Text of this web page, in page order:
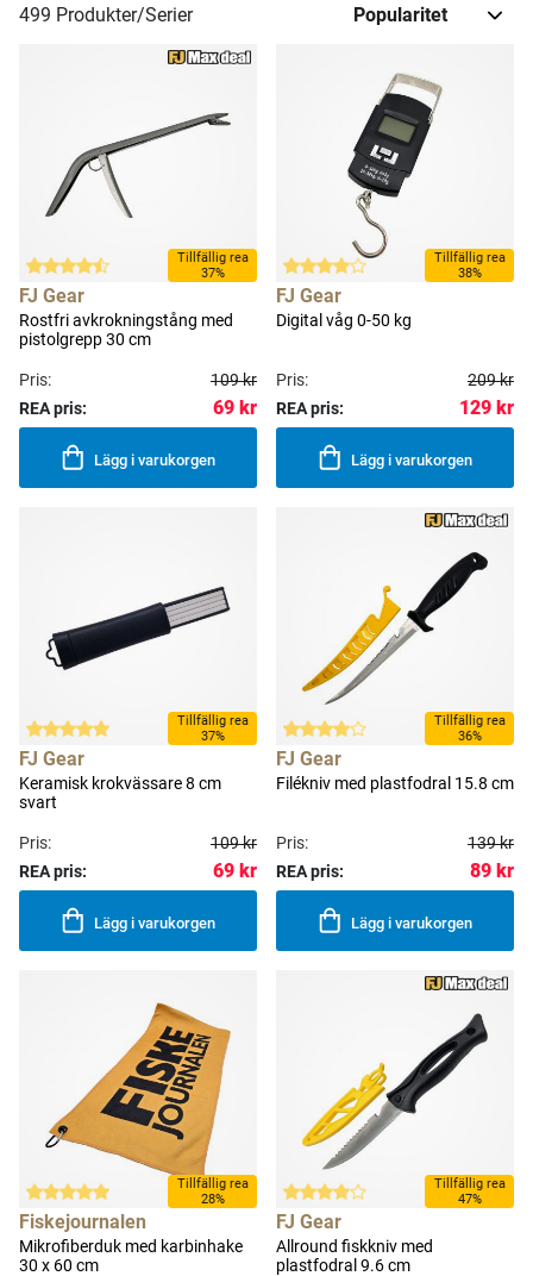
499 Produkter/Serier
Tillfällig rea
37%
FJ Gear
Rostfri avkrokningstång med
pistolgrepp 30 cm
Pris:
109 kr
REA pris:
69 kr
Lägg i varukorgen
Tillfällig rea
38%
FJ Gear
Digital våg 0-50 kg
Pris:
209 kr
REA pris:
129 kr
Lägg i varukorgen
Tillfällig rea
37%
FJ Gear
Keramisk krokvässare 8 cm
svart
Pris:
109 kr
REA pris:
69 kr
Lägg i varukorgen
Tillfällig rea
36%
FJ Gear
Filékniv med plastfodral 15.8 cm
Pris:
139 kr
REA pris:
89 kr
Lägg i varukorgen
Tillfällig rea
28%
Fiskejournalen
Mikrofiberduk med karbinhake
30 x 60 cm
Tillfällig rea
47%
FJ Gear
Allround fiskkniv med
plastfodral 9.6 cm